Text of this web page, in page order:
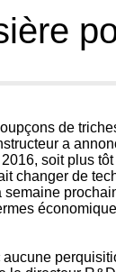
de
a
soit plus
changer de